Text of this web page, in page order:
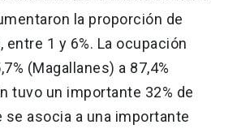
la proporción de
entre 1 y 6%. La ocupación
(Magallanes) a 87,4%
tuvo un importante 32% de
se asocia a una importante